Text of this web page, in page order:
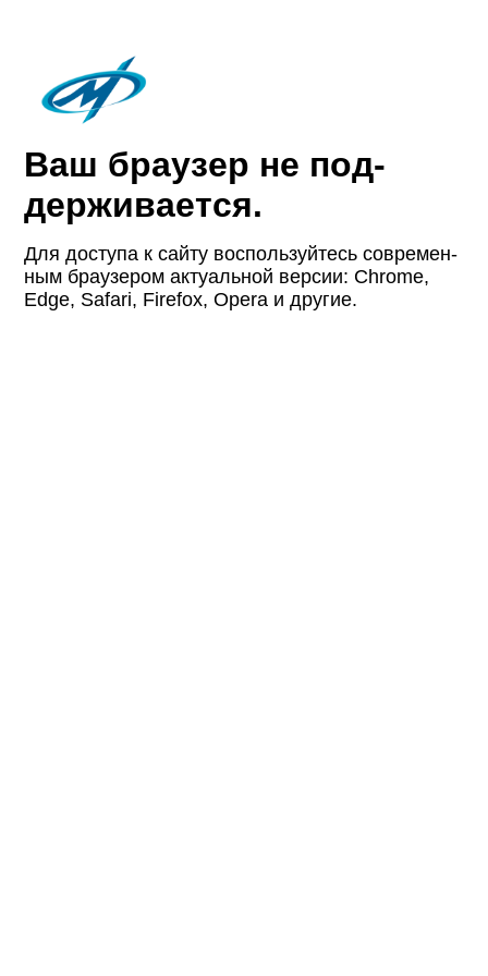
Ваш браузер не под­
держи­вается.
Для доступа к сайту восполь­зуйтесь совре­мен­
ным браузером актуаль­ной версии: Chrome,
Edge, Safari, Firefox, Opera и другие.